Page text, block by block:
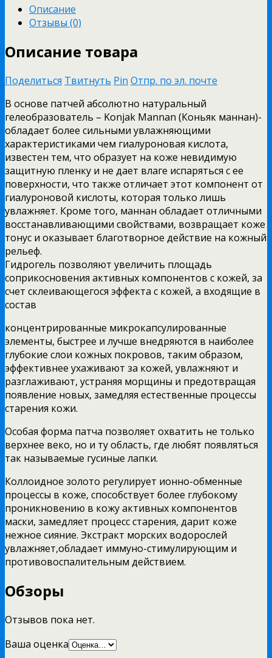
Описание
Отзывы (0)
Описание товара
Поделиться Твитнуть Pin Отпр. по эл. почте
В основе патчей абсолютно натуральный
гелеобразователь – Konjak Mannan (Коньяк маннан)-
обладает более сильными увлажняющими
характеристиками чем гиалуроновая кислота,
известен тем, что образует на коже невидимую
защитную пленку и не дает влаге испаряться с ее
поверхности, что также отличает этот компонент от
гиалуроновой кислоты, которая только лишь
увлажняет. Кроме того, маннан обладает отличными
восстанавливающими свойствами, возвращает коже
тонус и оказывает благотворное действие на кожный
рельеф.
Гидрогель позволяют увеличить площадь
соприкосновения активных компонентов с кожей, за
счет склеивающегося эффекта с кожей, а входящие в
состав
концентрированные микрокапсулированные
элементы, быстрее и лучше внедряются в наиболее
глубокие слои кожных покровов, таким образом,
эффективнее ухаживают за кожей, увлажняют и
разглаживают, устраняя морщины и предотвращая
появление новых, замедляя естественные процессы
старения кожи.
Особая форма патча позволяет охватить не только
верхнее веко, но и ту область, где любят появляться
так называемые гусиные лапки.
Коллоидное золото регулирует ионно-обменные
процессы в коже, способствует более глубокому
проникновению в кожу активных компонентов
маски, замедляет процесс старения, дарит коже
нежное сияние. Экстракт морских водорослей
увлажняет,обладает иммуно-стимулирующим и
противовоспалительным действием.
Обзоры
Отзывов пока нет.
Ваша оценка